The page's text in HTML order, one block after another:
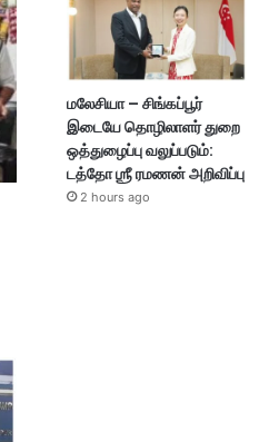
மலேசியா – சிங்கப்பூர்
இடையே தொழிலாளர் துறை
ஒத்துழைப்பு வலுப்படும்:
டத்தோ ஶ்ரீ ரமணன் அறிவிப்பு
2 hours ago